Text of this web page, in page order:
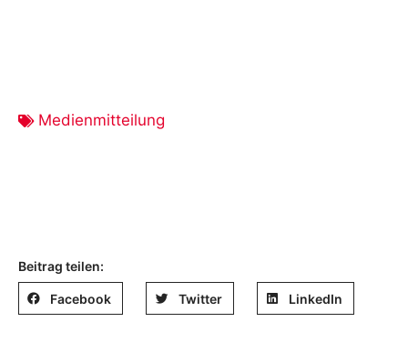
Medienmitteilung
Beitrag teilen:
Facebook Twitter LinkedIn